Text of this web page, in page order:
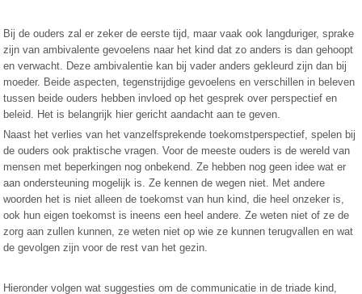
Bij de ouders zal er zeker de eerste tijd, maar vaak ook langduriger, sprake
zijn van ambivalente gevoelens naar het kind dat zo anders is dan gehoopt
en verwacht. Deze ambivalentie kan bij vader anders gekleurd zijn dan bij
moeder. Beide aspecten, tegenstrijdige gevoelens en verschillen in beleven
tussen beide ouders hebben invloed op het gesprek over perspectief en
beleid. Het is belangrijk hier gericht aandacht aan te geven.
Naast het verlies van het vanzelfsprekende toekomstperspectief, spelen bij
de ouders ook praktische vragen. Voor de meeste ouders is de wereld van
mensen met beperkingen nog onbekend. Ze hebben nog geen idee wat er
aan ondersteuning mogelijk is. Ze kennen de wegen niet. Met andere
woorden het is niet alleen de toekomst van hun kind, die heel onzeker is,
ook hun eigen toekomst is ineens een heel andere. Ze weten niet of ze de
zorg aan zullen kunnen, ze weten niet op wie ze kunnen terugvallen en wat
de gevolgen zijn voor de rest van het gezin.
Hieronder volgen wat suggesties om de communicatie in de triade kind,